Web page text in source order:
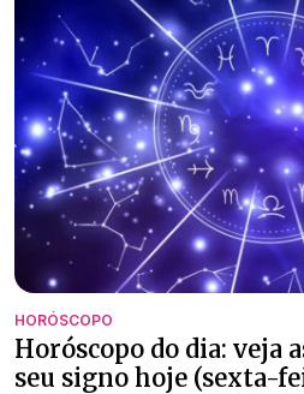
HORÓSCOPO
Horóscopo do dia: veja
seu signo hoje (sexta-